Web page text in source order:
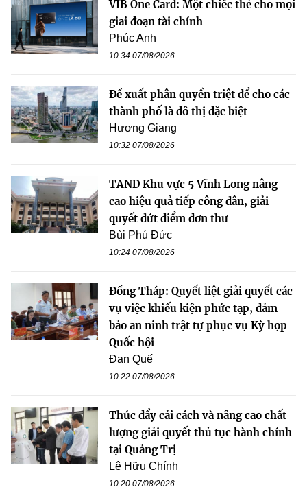
VIB One Card: Một chiếc thẻ cho mọi
giai đoạn tài chính
Phúc Anh
10:34 07/08/2026
Đề xuất phân quyền triệt để cho các
thành phố là đô thị đặc biệt
Hương Giang
10:32 07/08/2026
TAND Khu vực 5 Vĩnh Long nâng
cao hiệu quả tiếp công dân, giải
quyết dứt điểm đơn thư
Bùi Phú Đức
10:24 07/08/2026
Đồng Tháp: Quyết liệt giải quyết các
vụ việc khiếu kiện phức tạp, đảm
bảo an ninh trật tự phục vụ Kỳ họp
Quốc hội
Đan Quế
10:22 07/08/2026
Thúc đẩy cải cách và nâng cao chất
lượng giải quyết thủ tục hành chính
tại Quảng Trị
Lê Hữu Chính
10:20 07/08/2026